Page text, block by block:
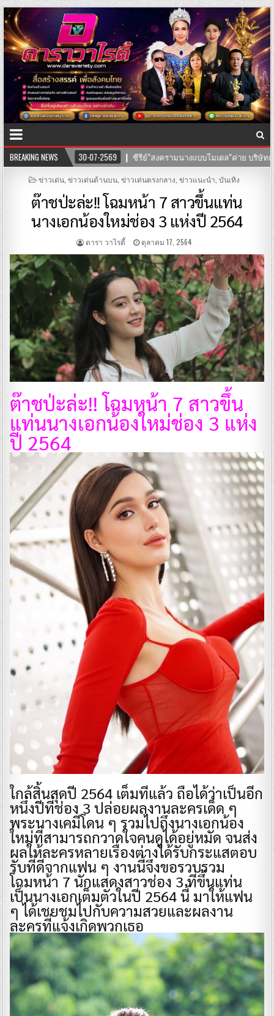
BREAKING NEWS
นำทีมโดยตัวแม่ “อุ๊บ วิริยะ” ไชยภัทร กำกับการแสดง 25-07-2569 เ
POSTED
ข่าวเด่น, ข่าวเด่นด้านบน, ข่าวเด่นตรงกลาง ข่าวแนะนำ บันเทิง
ต๊าชป่ะล่ะ!! โฉมหน้า 7 สาวขึ้นแท่น
นางเอกน้องใหม่ช่อง 3 แห่งปี 2564
ดารา วาไรตี้ ตุลาคม 17, 2564
ต๊าชป่ะล่ะ!! โฉมหน้า 7 สาวขึ้น
แท่นนางเอกน้องใหม่ช่อง 3 แห่ง
ปี 2564
​ใกล้สิ้นสุดปี 2564 เต็มทีแล้ว ถือได้ว่าเป็นอีก
หนึ่งปีที่ช่อง 3 ปล่อยผลงานละครเด็ด ๆ
พระนางเคมีโดน ๆ รวมไปถึงนางเอกน้อง
ใหม่ที่สามารถกวาดใจคนดูได้อยู่หมัด จนส่ง
ผลให้ละครหลายเรื่องต่างได้รับกระแสตอบ
รับที่ดีจากแฟน ๆ งานนี้จึงขอรวบรวม
โฉมหน้า 7 นักแสดงสาวช่อง 3 ที่ขึ้นแท่น
เป็นนางเอกเต็มตัวในปี 2564 นี้ มาให้แฟน
ๆ ได้เชยชมไปกับความสวยและผลงาน
ละครที่แจ้งเกิดพวกเธอ